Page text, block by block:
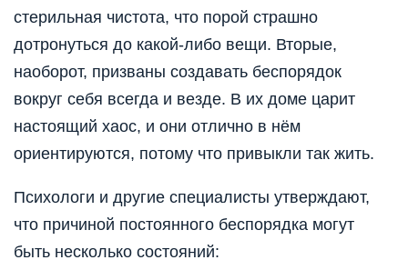
стерильная чистота, что порой страшно
дотронуться до какой-либо вещи. Вторые,
наоборот, призваны создавать беспорядок
вокруг себя всегда и везде. В их доме царит
настоящий хаос, и они отлично в нём
ориентируются, потому что привыкли так жить.
Психологи и другие специалисты утверждают,
что причиной постоянного беспорядка могут
быть несколько состояний: